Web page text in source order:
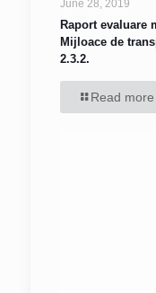
June 28, 2019
Raport evaluare
Mijloace de
2.3.2.
Read more